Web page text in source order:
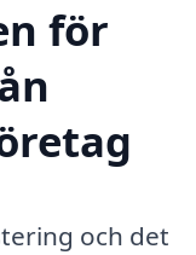
för
och det